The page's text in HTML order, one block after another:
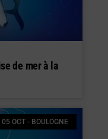
de mer à la
05 OCT - BOULOGNE